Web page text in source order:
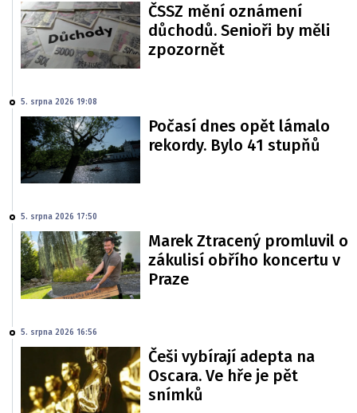
ČSSZ mění oznámení
důchodů. Senioři by měli
zpozornět
5. srpna 2026 19:08
Počasí dnes opět lámalo
rekordy. Bylo 41 stupňů
5. srpna 2026 17:50
Marek Ztracený promluvil o
zákulisí obřího koncertu v
Praze
5. srpna 2026 16:56
Češi vybírají adepta na
Oscara. Ve hře je pět
snímků